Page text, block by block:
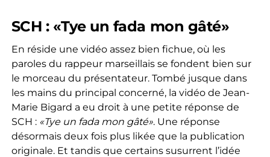
SCH : «Tye un fada mon gâté»
En réside une vidéo assez bien fichue, où les
paroles du rappeur marseillais se fondent bien sur
le morceau du présentateur. Tombé jusque dans
les mains du principal concerné, la vidéo de Jean-
Marie Bigard a eu droit à une petite réponse de
SCH : «Tye un fada mon gâté». Une réponse
désormais deux fois plus likée que la publication
originale. Et tandis que certains susurrent l’idée